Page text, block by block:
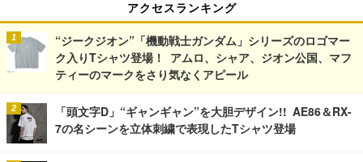
アクセスランキング
“ジークジオン”「機動戦士ガンダム」シリーズのロゴマー
ク入りTシャツ登場！ アムロ、シャア、ジオン公国、マフ
ティーのマークをさり気なくアピール
「頭文字D」“ギャンギャン”を大胆デザイン!! AE86＆RX-
7の名シーンを立体刺繍で表現したTシャツ登場